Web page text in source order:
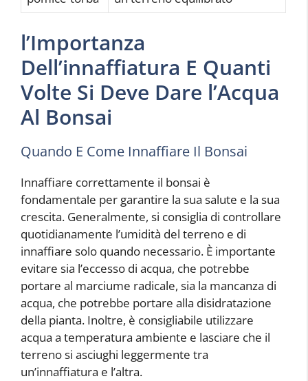
l’Importanza
Dell’innaffiatura E Quanti
Volte Si Deve Dare l’Acqua
Al Bonsai
Quando E Come Innaffiare Il Bonsai
Innaffiare correttamente il bonsai è
fondamentale per garantire la sua salute e la sua
crescita. Generalmente, si consiglia di controllare
quotidianamente l’umidità del terreno e di
innaffiare solo quando necessario. È importante
evitare sia l’eccesso di acqua, che potrebbe
portare al marciume radicale, sia la mancanza di
acqua, che potrebbe portare alla disidratazione
della pianta. Inoltre, è consigliabile utilizzare
acqua a temperatura ambiente e lasciare che il
terreno si asciughi leggermente tra
un’innaffiatura e l’altra.